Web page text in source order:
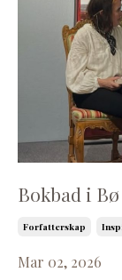
Bokbad i
Forfatterskap
Mar 02, 2026